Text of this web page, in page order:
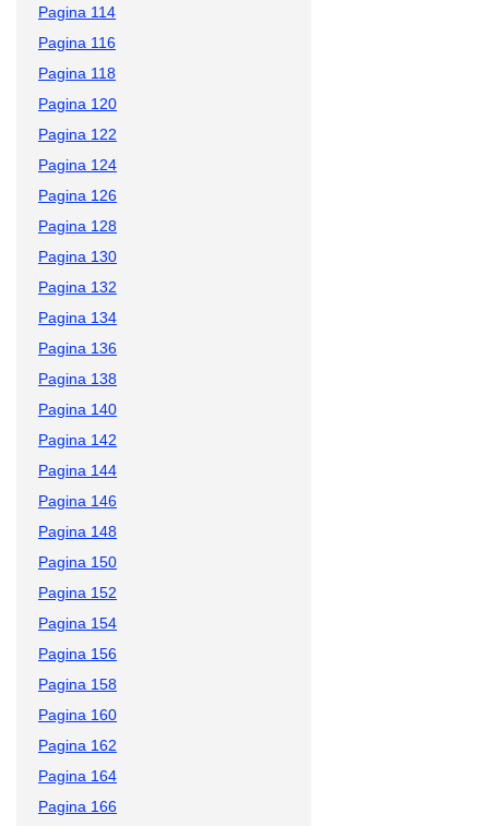
Pagina 114
Pagina 116
Pagina 118
Pagina 120
Pagina 122
Pagina 124
Pagina 126
Pagina 128
Pagina 130
Pagina 132
Pagina 134
Pagina 136
Pagina 138
Pagina 140
Pagina 142
Pagina 144
Pagina 146
Pagina 148
Pagina 150
Pagina 152
Pagina 154
Pagina 156
Pagina 158
Pagina 160
Pagina 162
Pagina 164
Pagina 166